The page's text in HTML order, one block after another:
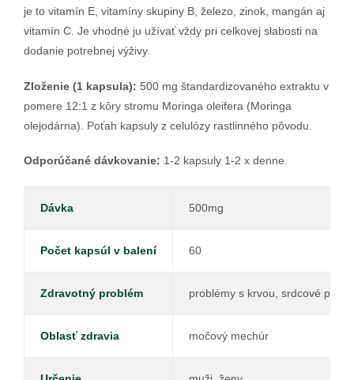
je to vitamín E, vitamíny skupiny B, železo, zinok, mangán aj
vitamín C. Je vhodné ju užívať vždy pri celkovej slabosti na
dodanie potrebnej výživy.
Zloženie (1 kapsula): 500 mg štandardizovaného extraktu v
pomere 12:1 z kôry stromu Moringa oleifera (Moringa
olejodárna). Poťah kapsuly z celulózy rastlinného pôvodu.
Odporúčané dávkovanie: 1-2 kapsuly 1-2 x denne.
Dávka 500mg
Počet kapsúl v balení 60
Zdravotný problém problémy s krvou, srdcové
Oblasť zdravia močový mechúr